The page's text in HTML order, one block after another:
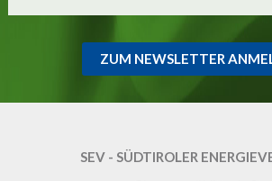
ZUM NEWSLETTER
SEV - SÜDTIROLER